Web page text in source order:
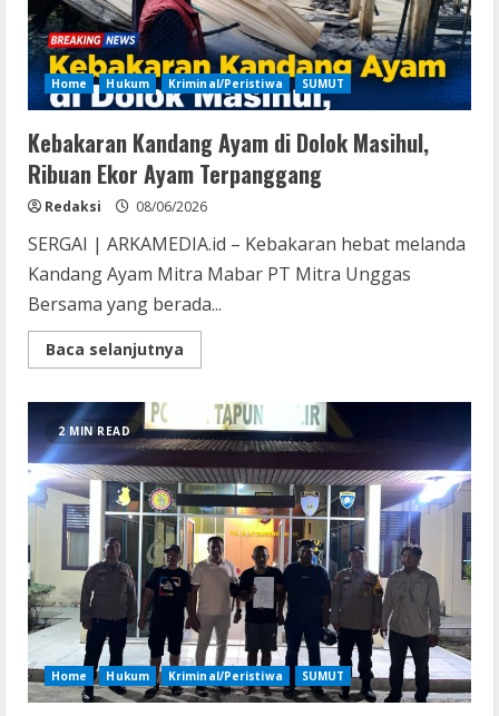
Home Hukum Kriminal/Peristiwa SUMUT
Kebakaran Kandang Ayam di Dolok Masihul,
Ribuan Ekor Ayam Terpanggang
Redaksi 08/06/2026
SERGAI | ARKAMEDIA.id – Kebakaran hebat melanda
Kandang Ayam Mitra Mabar PT Mitra Unggas
Bersama yang berada...
Baca selanjutnya
more
Kandang
Ayam
di
Dolok
Masihul,
Ribuan
Ekor
Ayam
Terpanggang
2 MIN READ
Home Hukum Kriminal/Peristiwa SUMUT